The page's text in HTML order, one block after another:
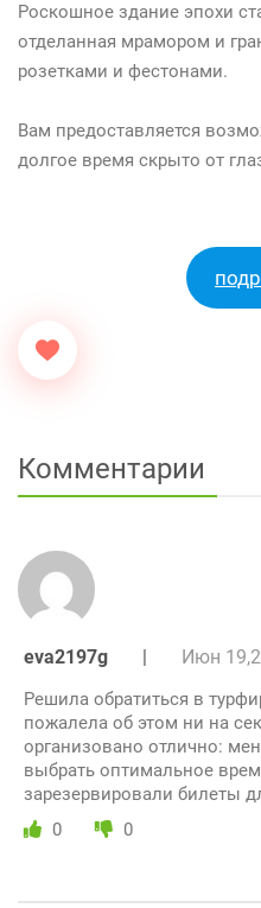
Роскошное здание эпохи
отделанная мрамором и
розетками и фестонами.
Вам предоставляется
долгое время скрыто от
Комментарии
eva2197g | Июн
Решила обратиться в
пожалела об этом ни на
организовано отлично:
выбрать оптимальное
зарезервировали билеты
0
0